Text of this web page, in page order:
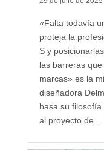
«Falta todavía
proteja la
S y
las barreras
marcas» es la
diseñadora
basa su
al proyecto de ...